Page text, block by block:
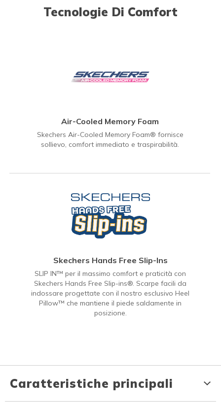
Tecnologie Di Comfort
Air-Cooled Memory Foam
Skechers Air-Cooled Memory Foam® fornisce
sollievo, comfort immediato e traspirabilità.
Skechers Hands Free Slip-Ins
SLIP IN™ per il massimo comfort e praticità con
Skechers Hands Free Slip-ins®. Scarpe facili da
indossare progettate con il nostro esclusivo Heel
Pillow™ che mantiene il piede saldamente in
posizione.
Caratteristiche principali